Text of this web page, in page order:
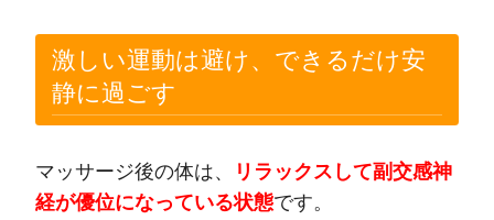
激しい運動は避け、できるだけ安
静に過ごす
マッサージ後の体は、
リラックスして副交感神
経が優位になっている状態です。